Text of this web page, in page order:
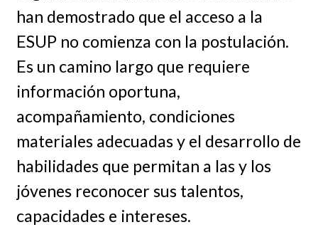
han demostrado que el acceso a la
ESUP no comienza con la postulación.
Es un camino largo que requiere
información oportuna,
acompañamiento, condiciones
materiales adecuadas y el desarrollo de
habilidades que permitan a las y los
jóvenes reconocer sus talentos,
capacidades e intereses.